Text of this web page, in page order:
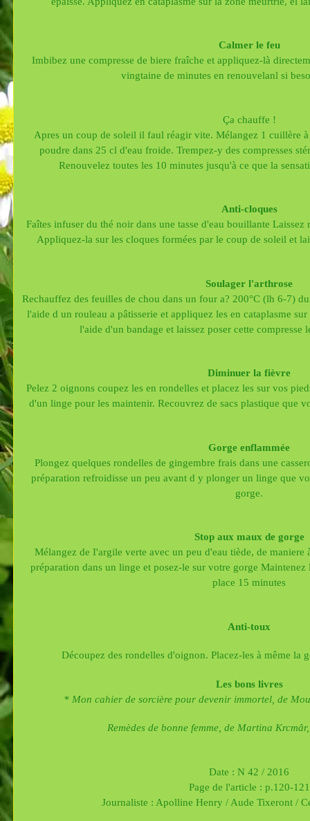
Calmer le feu
Imbibez une compresse de biere fraîche et appliquez-là
vingtaine de minutes en renouvelanl si
Ça chauffe !
Apres un coup de soleil il faul réagir vite. Mélangez 1 cuillère
poudre dans 25 cl d'eau froide. Trempez-y des compresses
Renouvelez toutes les 10 minutes jusqu'à ce que la
Anti-cloques
Faîtes infuser du thé noir dans une tasse d'eau bouillante
Appliquez-la sur les cloques formées par le coup de soleil et
Soulager l'arthrose
Rechauffez des feuilles de chou dans un four a? 200°C (lh 6-7)
l'aide d un rouleau a pâtisserie et appliquez les en cataplasme
l'aide d'un bandage et laissez poser cette compresse
Diminuer la fièvre
Pelez 2 oignons coupez les en rondelles et placez les sur vos
d'un linge pour les maintenir. Recouvrez de sacs plastique que
Gorge enflammée
Plongez quelques rondelles de gingembre frais dans une
préparation refroidisse un peu avant d y plonger un linge que
gorge.
Stop aux maux de gorge
Mélangez de I'argile verte avec un peu d'eau tiède, de maniere
préparation dans un linge et posez-le sur votre gorge Maintenez
place 15 minutes
Anti-toux
Découpez des rondelles d'oignon. Placez-les à même la
Les bons livres
* Mon cahier de sorcière pour devenir immortel, de
Remèdes de bonne femme, de Martina
Date : N 42 / 2016
Page de l'article : p.120-121
Journaliste : Apolline Henry / Aude Tixeront /